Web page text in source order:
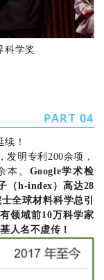
科学奖
PART 04
！
发明专利200余项，
本。 Google学术检
（h-index ） 高达28
士全球材料科学总引
领域前10万科学家
人名不虚传！